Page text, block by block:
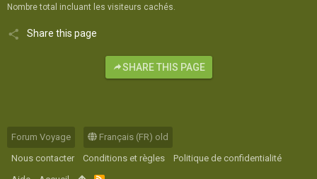
Nombre total incluant les visiteurs cachés.
Share this page
SHARE THIS PAGE
Forum Voyage
Français (FR) old
Nous contacter
Conditions et règles
Politique de confidentialité